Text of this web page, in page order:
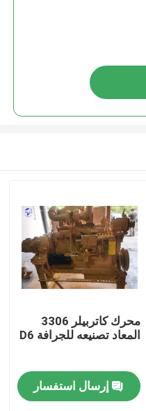
محرك كاتربيلر 3306
المعاد تصنيعه للجرافة D6
إرسال استفسار